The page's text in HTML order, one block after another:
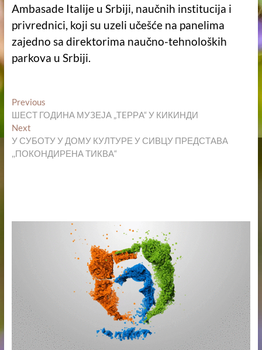
Ambasade Italije u Srbiji, naučnih institucija i
privrednici, koji su uzeli učešće na panelima
zajedno sa direktorima naučno-tehnoloških
parkova u Srbiji.
Кретање
чланка
PreviousPrevious
post:
ШЕСТ ГОДИНА МУЗЕЈА „TEРРA“ У КИКИНДИ
NextNext
post:
У СУБОТУ У ДОМУ КУЛТУРЕ У СИВЦУ ПРЕДСТАВА
,,ПОКОНДИРЕНА ТИКВА“